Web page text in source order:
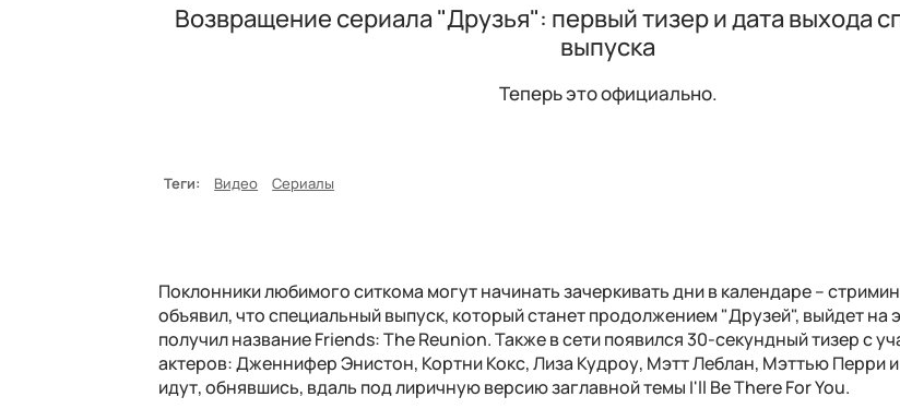
Возвращение сериала "Друзья": первый тизер и дата выхода
выпуска
Теперь это официально.
Теги:
Видео Сериалы
Поклонники любимого ситкома могут начинать зачеркивать дни в календаре –
объявил, что специальный выпуск, который станет продолжением "Друзей", выйдет на
получил название Friends: The Reunion. Также в сети появился 30-секундный тизер с
актеров: Дженнифер Энистон, Кортни Кокс, Лиза Кудроу, Мэтт Леблан, Мэттью Перри
идут, обнявшись, вдаль под лиричную версию заглавной темы I'll Be There For You.